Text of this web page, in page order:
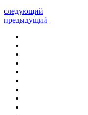
следующий
предыдущий